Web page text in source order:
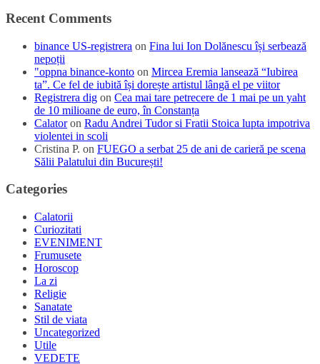
Recent Comments
binance US-registrera on Fina lui Ion Dolănescu își serbează
nepoții
"oppna binance-konto on Mircea Eremia lansează “Iubirea
ta”. Ce fel de iubită își dorește artistul lângă el pe viitor
Registrera dig on Cea mai tare petrecere de 1 mai pe un yaht
de 10 milioane de euro, în Constanța
Calatoron Radu Andrei Tudor si Fratii Stoica lupta impotriva
violentei in scoli
Cristina P. on FUEGO a serbat 25 de ani de carieră pe scena
Sălii Palatului din București!
Categories
Calatorii
Curiozitati
EVENIMENT
Frumusete
Horoscop
La zi
Religie
Sanatate
Stil de viata
Uncategorized
Utile
VEDETE